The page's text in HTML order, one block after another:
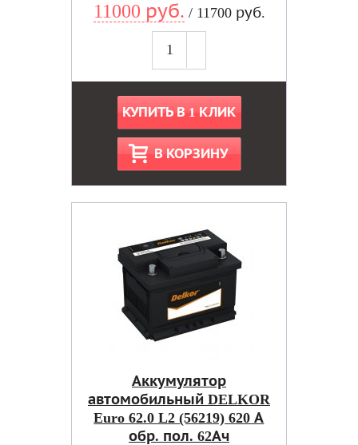
11000 руб. / 11700 руб.
КУПИТЬ В 1 КЛИК
В КОРЗИНУ
Аккумулятор
автомобильный DELKOR
Euro 62.0 L2 (56219) 620 А
обр. пол. 62Ач